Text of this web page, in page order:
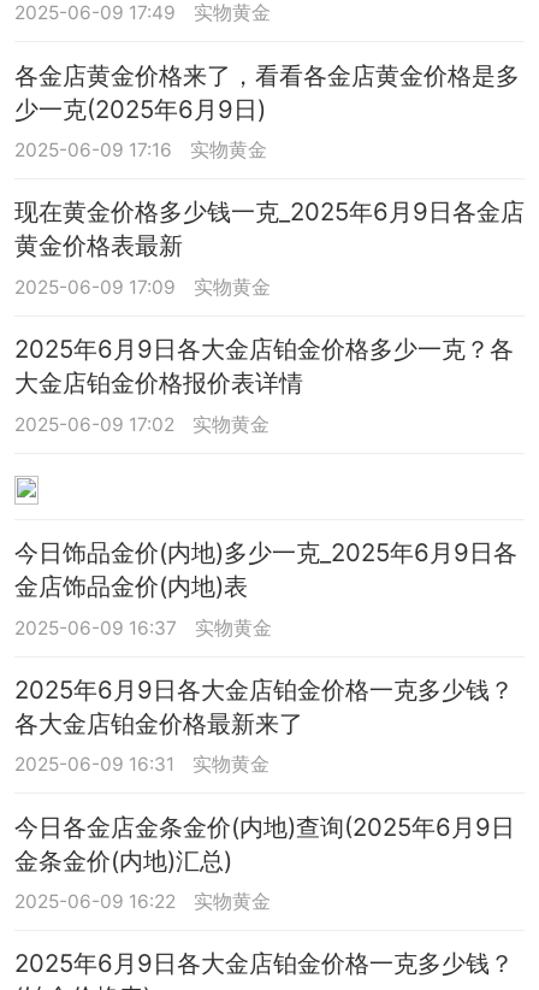
2025-06-09 17:49 实物黄金
各金店黄金价格来了，看看各金店黄金价格是多
少一克(2025年6月9日)
2025-06-09 17:16 实物黄金
现在黄金价格多少钱一克_2025年6月9日各金店
黄金价格表最新
2025-06-09 17:09 实物黄金
2025年6月9日各大金店铂金价格多少一克？各
大金店铂金价格报价表详情
2025-06-09 17:02 实物黄金
今日饰品金价(内地)多少一克_2025年6月9日各
金店饰品金价(内地)表
2025-06-09 16:37 实物黄金
2025年6月9日各大金店铂金价格一克多少钱？
各大金店铂金价格最新来了
2025-06-09 16:31 实物黄金
今日各金店金条金价(内地)查询(2025年6月9日
金条金价(内地)汇总)
2025-06-09 16:22 实物黄金
2025年6月9日各大金店铂金价格一克多少钱？